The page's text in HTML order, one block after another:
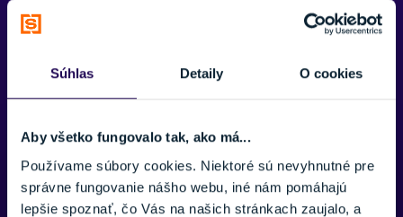
Súhlas Detaily O cookies
Aby všetko fungovalo tak, ako má...
Používame súbory cookies. Niektoré sú nevyhnutné pre
správne fungovanie nášho webu, iné nám pomáhajú
lepšie spoznať, čo Vás na našich stránkach zaujalo, a
510 g
Potrebujete viac informácii? Sme tu
pre vás.